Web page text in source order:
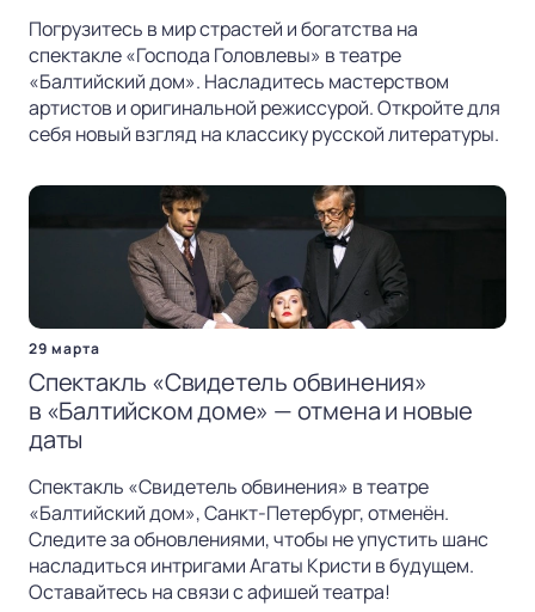
Погрузитесь в мир страстей и богатства на
спектакле «Господа Головлевы» в театре
«Балтийский дом». Насладитесь мастерством
артистов и оригинальной режиссурой. Откройте для
себя новый взгляд на классику русской литературы.
29 марта
Спектакль «Свидетель обвинения»
в «Балтийском доме» — отмена и новые
даты
Спектакль «Свидетель обвинения» в театре
«Балтийский дом», Санкт-Петербург, отменён.
Следите за обновлениями, чтобы не упустить шанс
насладиться интригами Агаты Кристи в будущем.
Оставайтесь на связи с афишей театра!